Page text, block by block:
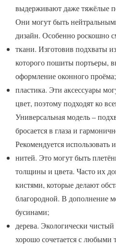
выдерживают даже тяжёлые
Они могут быть
дизайн. Особенно роскошно
ткани. Изготовив подхваты
которого пошиты портьеры,
оформление оконного проёма;
пластика. Эти аксессуары
цвет, поэтому подходят ко
Универсальная модель –
бросается в глаза и
Рекомендуется использовать
нитей. Это могут быть
толщины и цвета. Часто их
кистями, которые делают
благородной. В дополнение
бусинами;
дерева. Экологически
хорошо сочетается с любыми